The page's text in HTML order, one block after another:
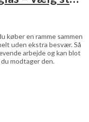
køber en ramme sammen
uden ekstra besvær. Så
arbejde og kan blot
modtager den.